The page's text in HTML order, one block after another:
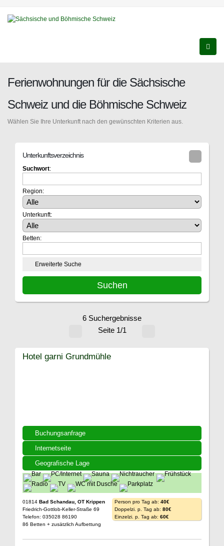
Ferienwohnungen für die Sächsische
Schweiz und die Böhmische Schweiz
Wählen Sie Ihre Unterkunft nach den gewünschten Kriterien aus.
Unterkunftsverzeichnis
Suchwort:
Region:
Unterkunft:
Betten:
Erweiterte Suche
6 Suchergebnisse
Seite 1/1
Buchungsanfrage
Internetseite
Geografische Lage
Hotel garni Grundmühle
01814 Bad Schandau, OT Krippen
Friedrich-Gottlob-Keller-Straße 69
Telefon: 035028 86190
86 Betten + zusätzlich Aufbettung
Person pro Tag ab: 40€
Doppelzi. p. Tag ab: 80€
Einzelzi. p. Tag ab: 60€